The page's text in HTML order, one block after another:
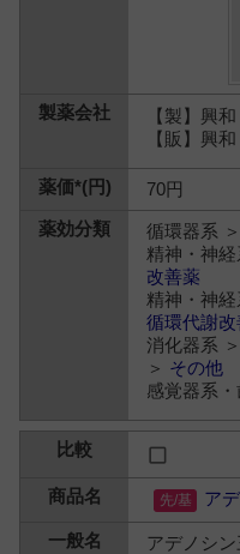
【製】興和
【販】興和
70円
循環器系
精神・神
改善薬
精神・神経
循環代謝改
消化器系
＞ その他
感覚器系・
ア
アデノシ